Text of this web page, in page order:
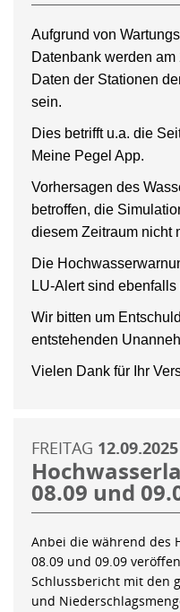
Aufgrund von
Datenbank werden
Daten der Stationen
sein.
Dies betrifft u.a. die
Meine Pegel App.
Vorhersagen des
betroffen, die
diesem Zeitraum nicht
Die
LU-Alert sind
Wir bitten um
entstehenden
Vielen Dank für Ihr
FREITAG 12.09.2025
08.09 und
Anbei die während des
08.09 und 09.09
Schlussbericht mit den
und